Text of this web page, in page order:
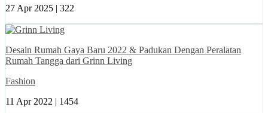
27 Apr 2025 | 322
Desain Rumah Gaya Baru 2022 & Padukan Dengan Peralatan
Rumah Tangga dari Grinn Living
Fashion
11 Apr 2022 | 1454